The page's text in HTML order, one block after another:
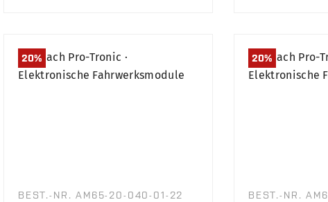
20%
BEST.-NR. AM65-20-040-01-22
20%
BEST.-NR.